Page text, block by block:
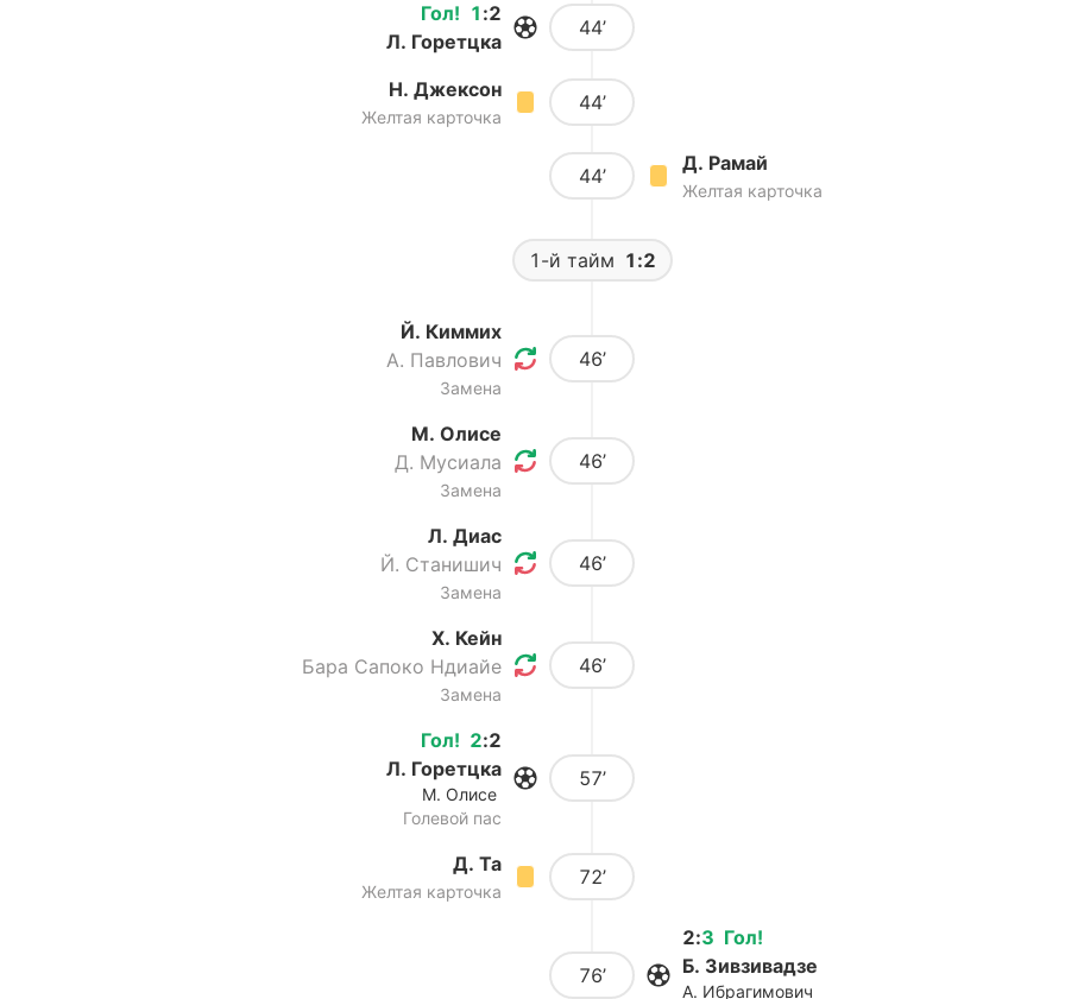
Гол! 1 :2
Л. Горетцка
44’
Н. Джексон
Желтая карточка
44’
44’
Д. Рамай
Желтая карточка
1-й тайм 1:2
Й. Киммих
А. Павлович
Замена
46’
М. Олисе
Д. Мусиала
Замена
46’
Л. Диас
Й. Станишич
Замена
46’
Х. Кейн
Бара Сапоко Ндиайе
Замена
46’
Гол! 2:2
Л. Горетцка
М. Олисе
Голевой пас
57’
Д. Та
Желтая карточка
72’
76’
Гол!
2:3
Б. Зивзивадзе
А. Ибрагимович